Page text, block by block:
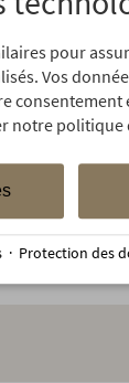
inkl. pour
Vos
notre
· Protection des